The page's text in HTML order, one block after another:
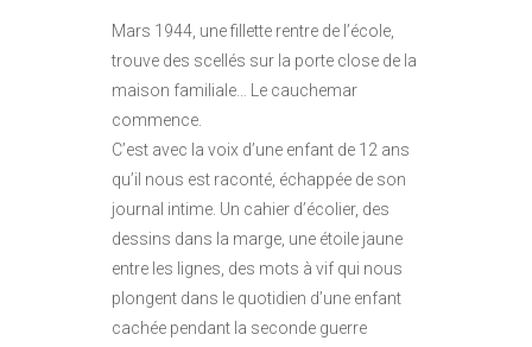
Mars 1944, une fillette rentre de l’école,
trouve des scellés sur la porte close de la
maison familiale… Le cauchemar
commence.
C’est avec la voix d’une enfant de 12 ans
qu’il nous est raconté, échappée de son
journal intime. Un cahier d’écolier, des
dessins dans la marge, une étoile jaune
entre les lignes, des mots à vif qui nous
plongent dans le quotidien d’une enfant
cachée pendant la seconde guerre